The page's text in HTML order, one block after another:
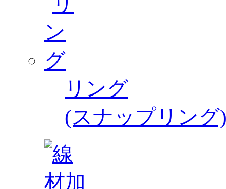
リング
(スナップリング